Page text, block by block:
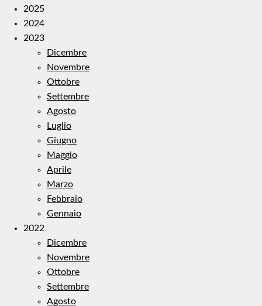
2025
2024
2023
Dicembre
Novembre
Ottobre
Settembre
Agosto
Luglio
Giugno
Maggio
Aprile
Marzo
Febbraio
Gennaio
2022
Dicembre
Novembre
Ottobre
Settembre
Agosto